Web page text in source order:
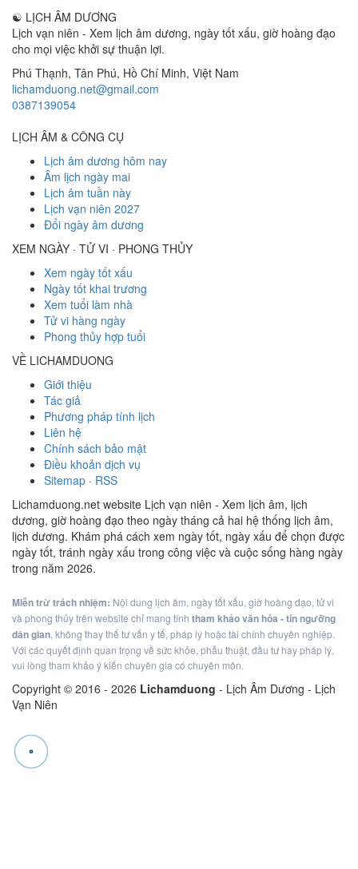
☯ LỊCH ÂM DƯƠNG
Lịch vạn niên - Xem lịch âm dương, ngày tốt xấu, giờ hoàng đạo
cho mọi việc khởi sự thuận lợi.
Phú Thạnh, Tân Phú, Hồ Chí Minh, Việt Nam
lichamduong.net@gmail.com
0387139054
LỊCH ÂM & CÔNG CỤ
Lịch âm dương hôm nay
Âm lịch ngày mai
Lịch âm tuần này
Lịch vạn niên 2027
Đổi ngày âm dương
XEM NGÀY · TỬ VI · PHONG THỦY
Xem ngày tốt xấu
Ngày tốt khai trương
Xem tuổi làm nhà
Tử vi hàng ngày
Phong thủy hợp tuổi
VỀ LICHAMDUONG
Giới thiệu
Tác giả
Phương pháp tính lịch
Liên hệ
Chính sách bảo mật
Điều khoản dịch vụ
Sitemap · RSS
Lichamduong.net website Lịch vạn niên - Xem lịch âm, lịch
dương, giờ hoàng đạo theo ngày tháng cả hai hệ thống lịch âm,
lịch dương. Khám phá cách xem ngày tốt, ngày xấu để chọn được
ngày tốt, tránh ngày xấu trong công việc và cuộc sống hàng ngày
trong năm 2026.
Miễn trừ trách nhiệm: Nội dung lịch âm, ngày tốt xấu, giờ hoàng đạo, tử vi
và phong thủy trên website chỉ mang tính tham khảo văn hóa - tín ngưỡng
dân gian, không thay thế tư vấn y tế, pháp lý hoặc tài chính chuyên nghiệp.
Với các quyết định quan trọng về sức khỏe, phẫu thuật, đầu tư hay pháp lý,
vui lòng tham khảo ý kiến chuyên gia có chuyên môn.
Copyright © 2016 - 2026 Lichamduong - Lịch Âm Dương - Lịch
Vạn Niên